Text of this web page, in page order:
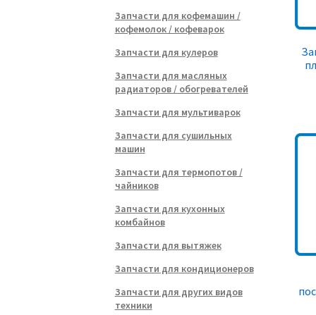
Запчасти для кофемашин /
кофемолок / кофеварок
Запчасти для кулеров
Запчасти для масляных
радиаторов / обогревателей
Запчасти для мультиварок
Запчасти для сушильных
машин
Запчасти для термопотов /
чайников
Запчасти для кухонных
комбайнов
Запчасти для вытяжек
Запчасти для кондиционеров
Запчасти для других видов
техники